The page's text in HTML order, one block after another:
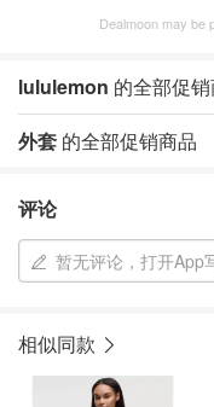
Dealmoon may be
lululemon 的全部促
外套 的全部促销商品
评论
暂无评论，打开App
相似同款